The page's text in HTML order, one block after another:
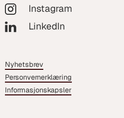
Instagram
LinkedIn
Nyhetsbrev
Personvernerklæring
Informasjonskapsler